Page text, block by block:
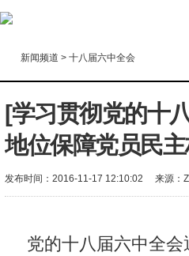
新闻频道 > 十八届六中全会
[学习贯彻党的十
地位保障党员民主
发布时间：2016-11-17 12:10:02 来源：
党的十八届六中全